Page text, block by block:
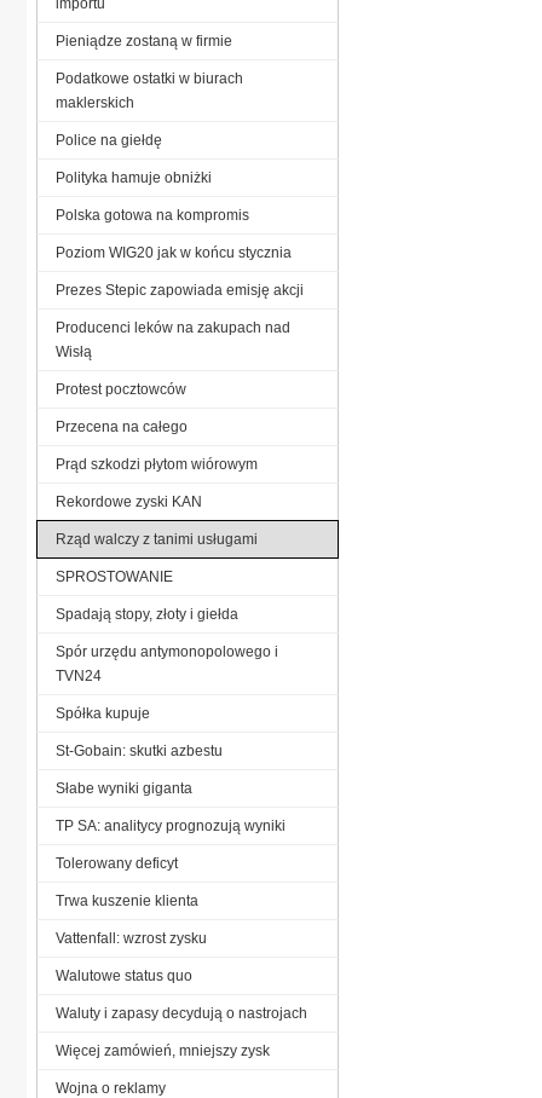
Pieniądze zostaną w firmie
Podatkowe ostatki w biurach
maklerskich
Police na giełdę
Polityka hamuje obniżki
Polska gotowa na kompromis
Poziom WIG20 jak w końcu stycznia
Prezes Stepic zapowiada emisję akcji
Producenci leków na zakupach nad
Wisłą
Protest pocztowców
Przecena na całego
Prąd szkodzi płytom wiórowym
Rekordowe zyski KAN
Rząd walczy z tanimi usługami
SPROSTOWANIE
Spadają stopy, złoty i giełda
Spór urzędu antymonopolowego i
TVN24
Spółka kupuje
St-Gobain: skutki azbestu
Słabe wyniki giganta
TP SA: analitycy prognozują wyniki
Tolerowany deficyt
Trwa kuszenie klienta
Vattenfall: wzrost zysku
Walutowe status quo
Waluty i zapasy decydują o nastrojach
Więcej zamówień, mniejszy zysk
Wojna o reklamy